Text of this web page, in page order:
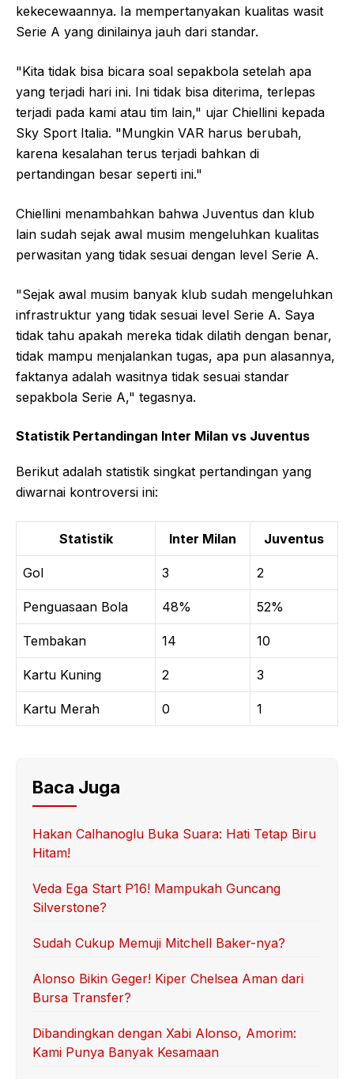
kekecewaannya. Ia mempertanyakan kualitas wasit
Serie A yang dinilainya jauh dari standar.
"Kita tidak bisa bicara soal sepakbola setelah apa
yang terjadi hari ini. Ini tidak bisa diterima, terlepas
terjadi pada kami atau tim lain," ujar Chiellini kepada
Sky Sport Italia. "Mungkin VAR harus berubah,
karena kesalahan terus terjadi bahkan di
pertandingan besar seperti ini."
Chiellini menambahkan bahwa Juventus dan klub
lain sudah sejak awal musim mengeluhkan kualitas
perwasitan yang tidak sesuai dengan level Serie A.
"Sejak awal musim banyak klub sudah mengeluhkan
infrastruktur yang tidak sesuai level Serie A. Saya
tidak tahu apakah mereka tidak dilatih dengan benar,
tidak mampu menjalankan tugas, apa pun alasannya,
faktanya adalah wasitnya tidak sesuai standar
sepakbola Serie A," tegasnya.
Statistik Pertandingan Inter Milan vs Juventus
Berikut adalah statistik singkat pertandingan yang
diwarnai kontroversi ini:
Statistik Inter Milan Juventus
Gol 3 2
Penguasaan Bola 48% 52%
Tembakan 14 10
Kartu Kuning 2 3
Kartu Merah 0 1
Baca Juga
Hakan Calhanoglu Buka Suara: Hati Tetap Biru
Hitam!
Veda Ega Start P16! Mampukah Guncang
Silverstone?
Sudah Cukup Memuji Mitchell Baker-nya?
Alonso Bikin Geger! Kiper Chelsea Aman dari
Bursa Transfer?
Dibandingkan dengan Xabi Alonso, Amorim:
Kami Punya Banyak Kesamaan